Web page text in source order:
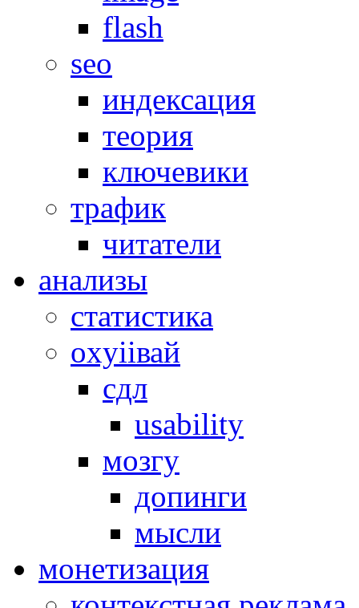
flash
seo
индексация
теория
ключевики
трафик
читатели
анализы
статистика
оxyiiвай
сдл
usability
мозгу
допинги
мысли
монетизация